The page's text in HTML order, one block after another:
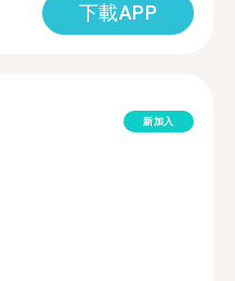
下載APP
新加入